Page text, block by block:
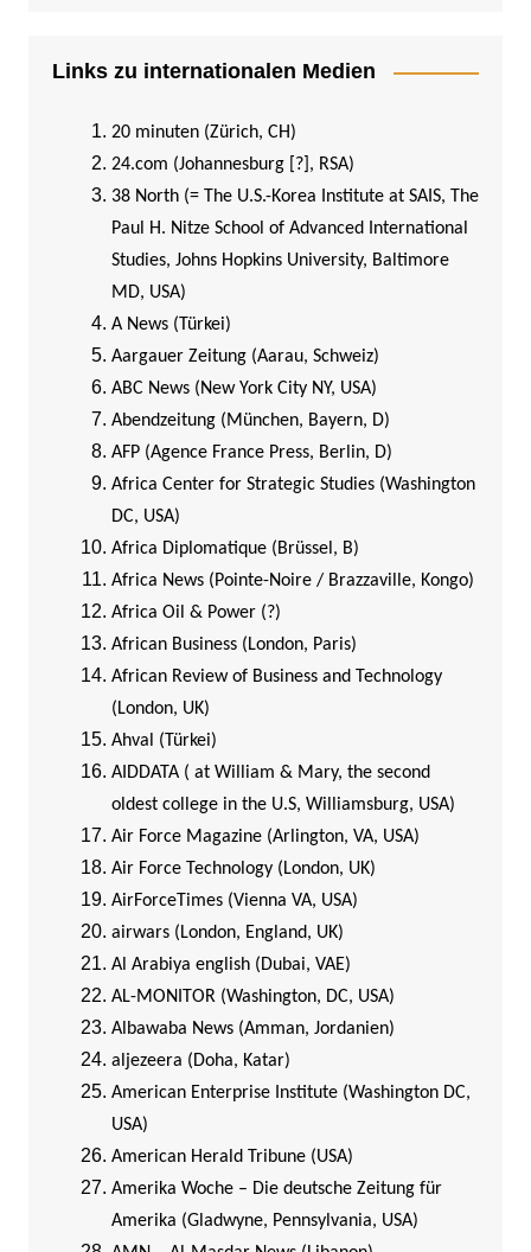
Links zu internationalen Medien
20 minuten (Zürich, CH)
24.com (Johannesburg [?], RSA)
38 North (= The U.S.-Korea Institute at SAIS, The
Paul H. Nitze School of Advanced International
Studies, Johns Hopkins University, Baltimore
MD, USA)
A News (Türkei)
Aargauer Zeitung (Aarau, Schweiz)
ABC News (New York City NY, USA)
Abendzeitung (München, Bayern, D)
AFP (Agence France Press, Berlin, D)
Africa Center for Strategic Studies (Washington
DC, USA)
Africa Diplomatique (Brüssel, B)
Africa News (Pointe-Noire / Brazzaville, Kongo)
Africa Oil & Power (?)
African Business (London, Paris)
African Review of Business and Technology
(London, UK)
Ahval (Türkei)
AIDDATA ( at William & Mary, the second
oldest college in the U.S, Williamsburg, USA)
Air Force Magazine (Arlington, VA, USA)
Air Force Technology (London, UK)
AirForceTimes (Vienna VA, USA)
airwars (London, England, UK)
Al Arabiya english (Dubai, VAE)
AL-MONITOR (Washington, DC, USA)
Albawaba News (Amman, Jordanien)
aljezeera (Doha, Katar)
American Enterprise Institute (Washington DC,
USA)
American Herald Tribune (USA)
Amerika Woche – Die deutsche Zeitung für
Amerika (Gladwyne, Pennsylvania, USA)